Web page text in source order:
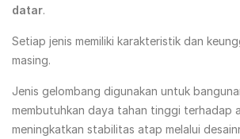
datar.
Setiap jenis memiliki karakteristik dan
masing.
Jenis gelombang digunakan untuk
membutuhkan daya tahan tinggi terhadap
meningkatkan stabilitas atap melalui